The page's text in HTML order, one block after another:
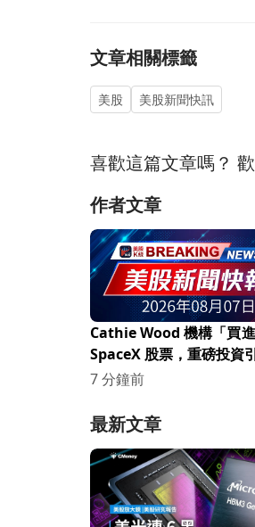
文章相關標籤
美股 美股新聞快訊
喜歡這篇文章嗎？
作者文章
Cathie Wood 機構「買進
SpaceX 股票，重磅投資
場關注！
7 分鐘前
最新文章